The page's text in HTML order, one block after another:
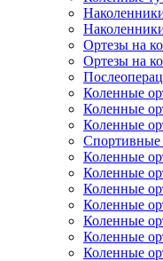
Ортезы на
Ортезы на
Коленные
Коленные
Коленные
Спортивные
Коленные
Коленные
Коленные
Коленные
Коленные
Коленные
Коленные